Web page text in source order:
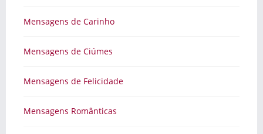
Mensagens de Carinho
Mensagens de Ciúmes
Mensagens de Felicidade
Mensagens Românticas